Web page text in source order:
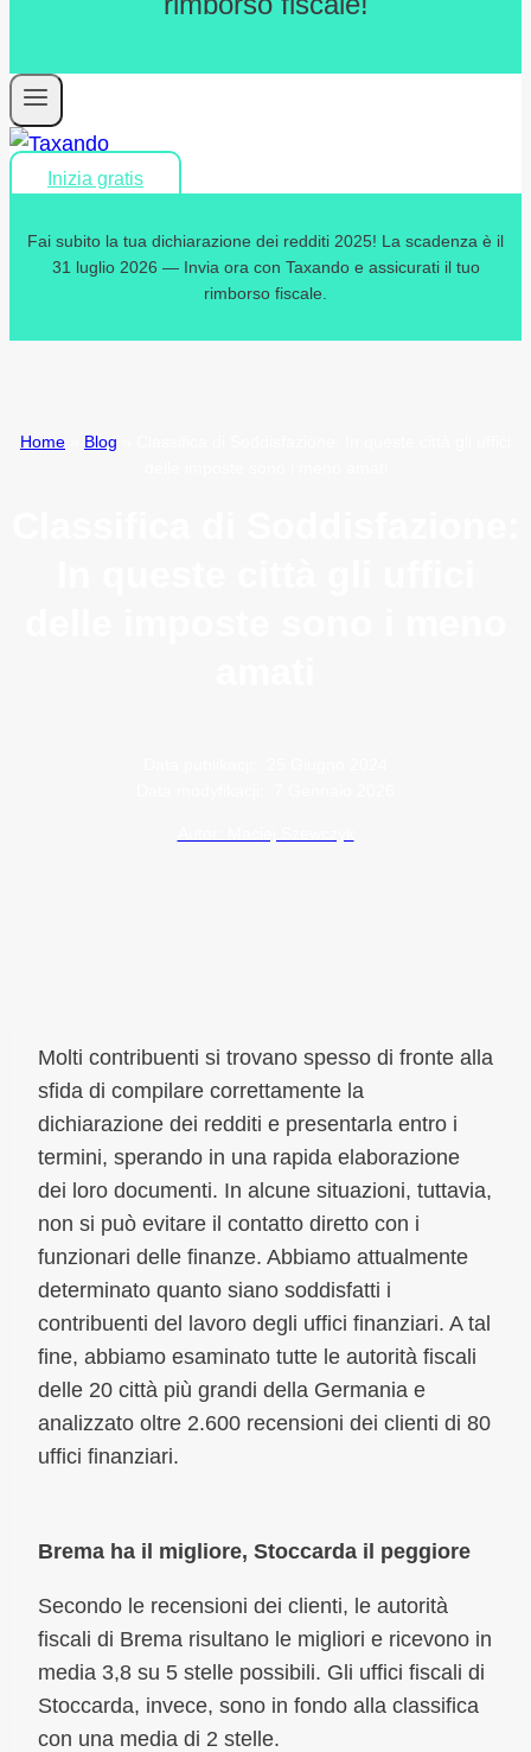
Inizia gratis
Fai subito la tua dichiarazione dei redditi 2025! La scadenza è il
31 luglio 2026 — Invia ora con Taxando e assicurati il tuo
rimborso fiscale.
Home Blog
Molti contribuenti si trovano spesso di fronte alla
sfida di compilare correttamente la
dichiarazione dei redditi e presentarla entro i
termini, sperando in una rapida elaborazione
dei loro documenti. In alcune situazioni, tuttavia,
non si può evitare il contatto diretto con i
funzionari delle finanze. Abbiamo attualmente
determinato quanto siano soddisfatti i
contribuenti del lavoro degli uffici finanziari. A tal
fine, abbiamo esaminato tutte le autorità fiscali
delle 20 città più grandi della Germania e
analizzato oltre 2.600 recensioni dei clienti di 80
uffici finanziari.
Brema ha il migliore, Stoccarda il peggiore
Secondo le recensioni dei clienti, le autorità
fiscali di Brema risultano le migliori e ricevono in
media 3,8 su 5 stelle possibili. Gli uffici fiscali di
Stoccarda, invece, sono in fondo alla classifica
con una media di 2 stelle.